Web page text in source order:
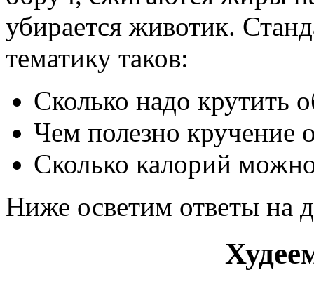
убирается животик.
тематику таков:
Сколько надо крутить
Чем полезно кручение
Сколько калорий
Ниже осветим ответы на